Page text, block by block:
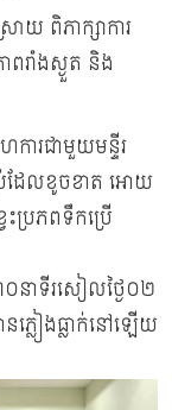
យ ពិភាក្សាការ
រាំងស្ងួត និង
ការជាមួយមន្ទីរ
ដែលខូចខាត អោយ
ប្រភពទឹកប្រើ
០នាទីរសៀលថ្ងៃ០២
នភ្លៀងធ្លាក់នៅឡើយ